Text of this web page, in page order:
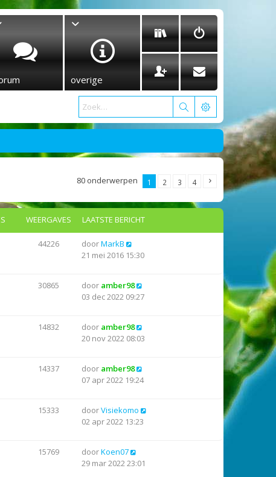
overige
80 onderwerpen 1 2 3 4
WEERGAVES LAATSTE BERICHT
44226 doorMarkB
21 mei 2016 15:30
30865 door amber98
03 dec 2022 09:27
14832 door amber98
20 nov 2022 08:03
14337 door amber98
07 apr 2022 19:24
15333 doorVisiekomo
02 apr 2022 13:23
15769 doorKoen07
29 mar 2022 23:01